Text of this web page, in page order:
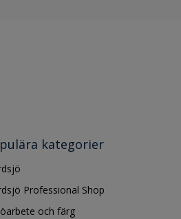
kategorier
Professional Shop
och färg